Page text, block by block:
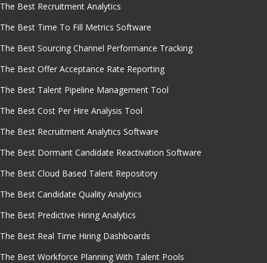
The Best Recruitment Analytics
The Best Time To Fill Metrics Software
The Best Sourcing Channel Performance Tracking
The Best Offer Acceptance Rate Reporting
The Best Talent Pipeline Management Tool
The Best Cost Per Hire Analysis Tool
The Best Recruitment Analytics Software
The Best Dormant Candidate Reactivation Software
The Best Cloud Based Talent Repository
The Best Candidate Quality Analytics
The Best Predictive Hiring Analytics
The Best Real Time Hiring Dashboards
The Best Workforce Planning With Talent Pools